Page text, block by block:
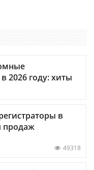
2026 году: хиты
в
продаж
49318